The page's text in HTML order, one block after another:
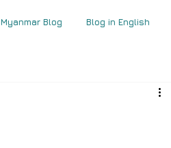
Myanmar Blog Blog in English